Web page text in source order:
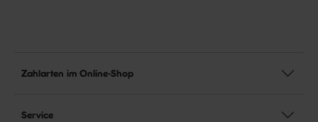
Zahlarten im Online-Shop
Service